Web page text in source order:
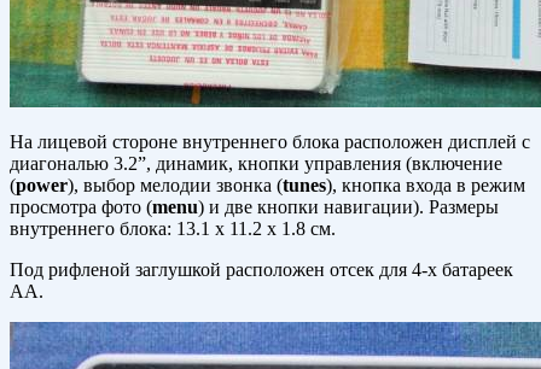
На лицевой стороне внутреннего блока расположен дисплей с
диагональю 3.2”, динамик, кнопки управления (включение
(power), выбор мелодии звонка (tunes), кнопка входа в режим
просмотра фото (menu) и две кнопки навигации). Размеры
внутреннего блока: 13.1 x 11.2 x 1.8 см.
Под рифленой заглушкой расположен отсек для 4-х батареек
AA.